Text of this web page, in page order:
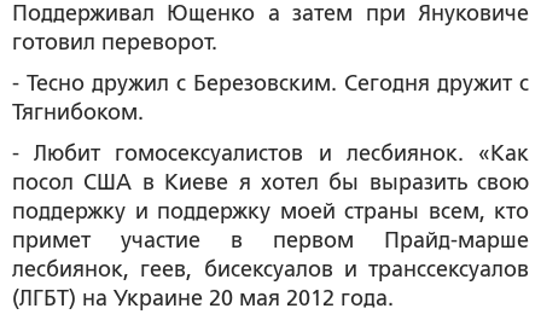
Поддерживал Ющенко а затем при Януковиче
готовил переворот.
- Тесно дружил с Березовским. Сегодня дружит с
Тягнибоком.
- Любит гомосексуалистов и лесбиянок. «Как
посол США в Киеве я хотел бы выразить свою
поддержку и поддержку моей страны всем, кто
примет участие в первом Прайд-марше
лесбиянок, геев, бисексуалов и транссексуалов
(ЛГБТ) на Украине 20 мая 2012 года.